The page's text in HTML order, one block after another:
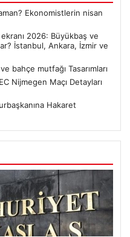
Ekonomistlerin nisan
2026: Büyükbaş ve
İstanbul, Ankara, İzmir ve
bahçe mutfağı Tasarımları
Nijmegen Maçı Detayları
Hakaret